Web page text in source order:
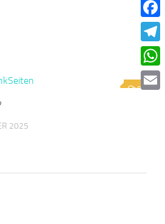
0
2025